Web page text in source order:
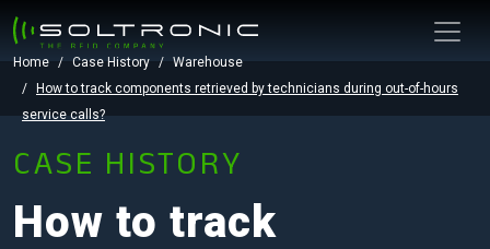
Home Case History
Warehouse
How to track components retrieved by technicians during out-of-hours
service calls?
CASE HISTORY
How to track